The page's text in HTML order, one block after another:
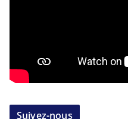
Suivez-nous